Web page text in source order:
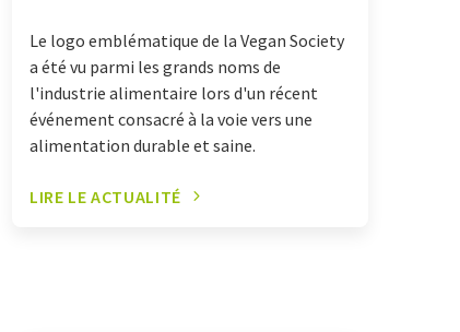
Le logo emblématique de la Vegan Society
a été vu parmi les grands noms de
l'industrie alimentaire lors d'un récent
événement consacré à la voie vers une
alimentation durable et saine.
LIRE LE ACTUALITÉ